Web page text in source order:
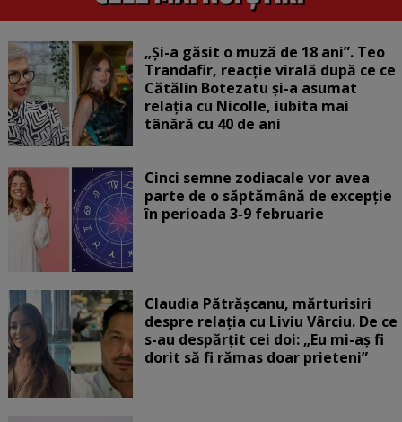
„Și-a găsit o muză de 18 ani”. Teo
Trandafir, reacție virală după ce ce
Cătălin Botezatu și-a asumat
relația cu Nicolle, iubita mai
tânără cu 40 de ani
Cinci semne zodiacale vor avea
parte de o săptămână de excepție
în perioada 3-9 februarie
Claudia Pătrășcanu, mărturisiri
despre relația cu Liviu Vârciu. De ce
s-au despărțit cei doi: „Eu mi-aș fi
dorit să fi rămas doar prieteni”